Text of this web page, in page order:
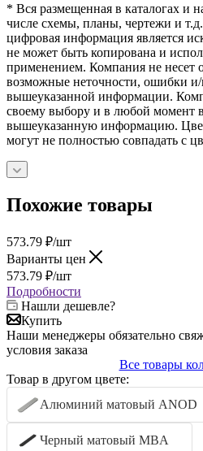
* Вся размещенная в каталогах и
числе схемы, планы, чертежи и
цифровая информация является
не может быть копирована и
применением. Компания не несет
возможные неточности, ошибки и/
вышеуказанной информации.
своему выбору и в любой момент
вышеуказанную информацию.
могут не полностью совпадать с
Похожие товары
573.79 ₽/шт
Варианты цен
573.79 ₽/шт
Подробности
Нашли дешевле?
Купить
Наши менеджеры обязательно
условия заказа
Все товары
Товар в другом цвете:
Алюминий матовый ANOD
Черный матовый MBA